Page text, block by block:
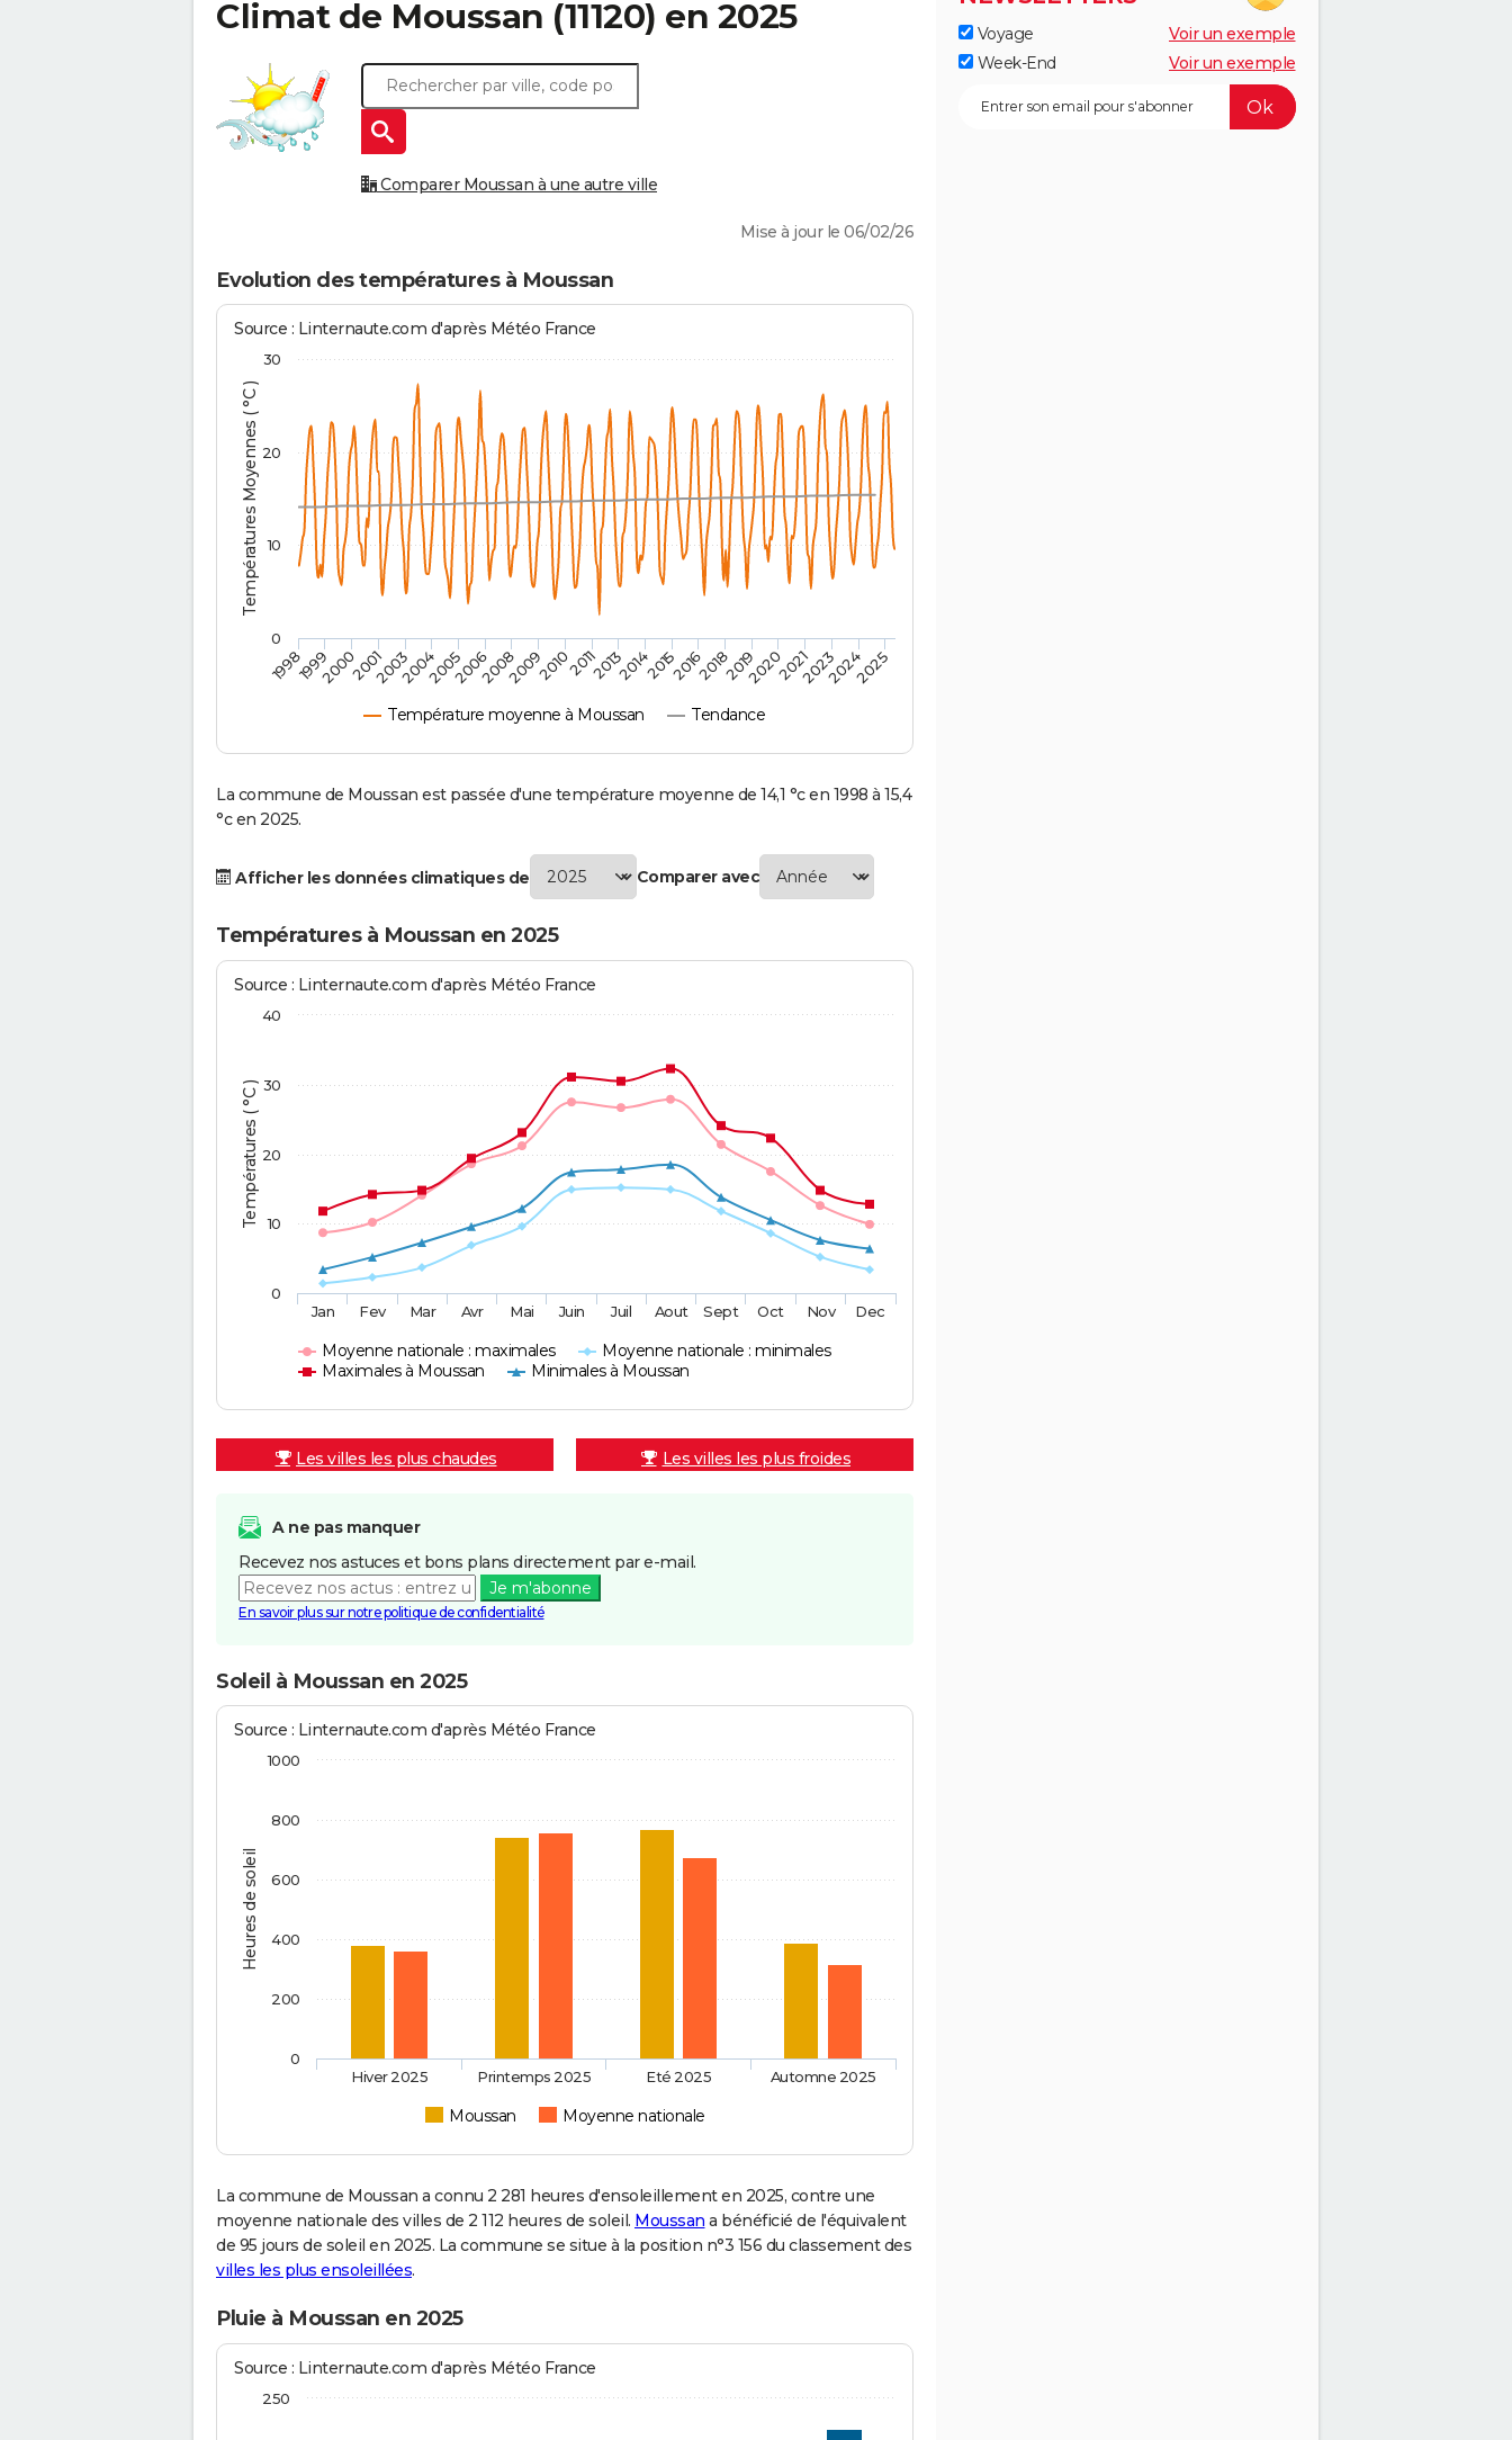
Climat de Moussan (11120) en 2025
Comparer Moussan à une autre ville
Mise à jour le 06/02/26
Evolution des températures à Moussan
Températures Moyennes ( °C )
Source : Linternaute.com d'après Météo France
Température moyenne à Moussan Tendance
1998 2014
199920002001200320042005200620082009201020112013 201520162018201920202021202320242025
0
10
20
30
La commune de Moussan est passée d'une température moyenne de 14,1 °c en 1998 à 15,4
°c en 2025.
Afficher les données climatiques de Comparer avec
Températures à Moussan en 2025
Températures ( °C )
Source : Linternaute.com d'après Météo France
Moyenne nationale : maximales
Moyenne nationale : minimales
Maximales à Moussan
Minimales à Moussan
Jan Fev Mar Avr Mai Juin Juil Aout Sept Oct Nov Dec
0
10
20
30
40
Les villes les plus chaudes Les villes les plus froides
A ne pas manquer
Recevez nos astuces et bons plans directement par e-mail.
Je m'abonne
En savoir plus sur notre politique de confidentialité
Soleil à Moussan en 2025
Heures de soleil
Source : Linternaute.com d'après Météo France
Moussan Moyenne nationale
Hiver 2025 Printemps 2025 Eté 2025 Automne 2025
0
200
400
600
800
1000
La commune de Moussan a connu 2 281 heures d'ensoleillement en 2025, contre une
moyenne nationale des villes de 2 112 heures de soleil. Moussan a bénéficié de l'équivalent
de 95 jours de soleil en 2025. La commune se situe à la position n°3 156 du classement des
villes les plus ensoleillées.
Pluie à Moussan en 2025
Source : Linternaute.com d'après Météo France
250
Voyage
Voir un exemple
Week-End
Voir un exemple